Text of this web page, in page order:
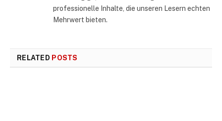
professionelle Inhalte, die unseren Lesern echten
Mehrwert bieten.
RELATED POSTS